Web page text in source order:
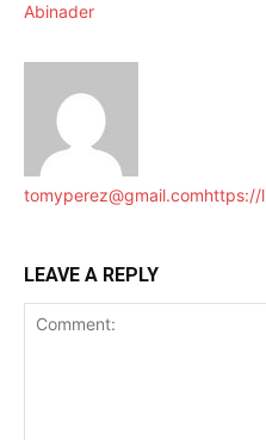
Abinader
tomyperez@gmail.comhttps://
LEAVE A REPLY